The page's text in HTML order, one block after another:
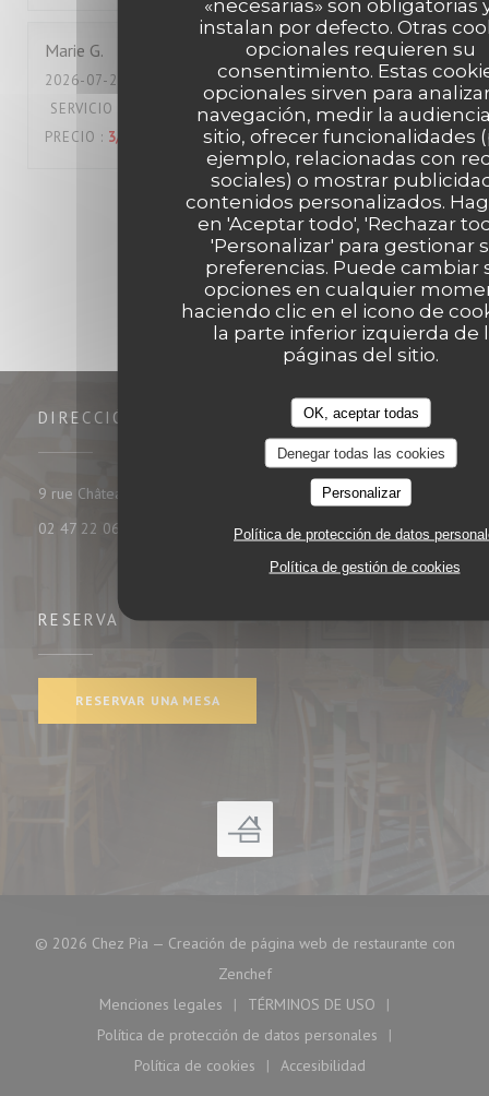
«necesarias» son obligatorias
instalan por defecto. Otras
opcionales requieren su
consentimiento. Estas
opcionales sirven para
navegación, medir la
sitio, ofrecer funcionalidades
ejemplo, relacionadas con
sociales) o mostrar
contenidos personalizados.
en 'Aceptar todo', 'Rechazar
'Personalizar' para gestionar
preferencias. Puede cambiar
opciones en cualquier
haciendo clic en el icono de
la parte inferior izquierda de
páginas del sitio.
OK, aceptar todas
Denegar todas las cookies
Personalizar
Política de protección de datos
Política de gestión de cookies
Marie G
2026-07-23
- 19:45 - INVITADOS 4
SERVICIO
AMBIENTE : 4/5 MENÚ 4/5 CALIDAD /
PRECIO : 3/5
1 2 3
DIRECCIÓN
9 rue Châteauneuf 37000 tours
((abre en una nueva ventana))
02 47 22 06 35
RESERVA
RESERVAR UNA MESA
© 2026 Chez Pia — Creación de página web de restaurante con
Zenchef((abre en una nueva ventana))
Menciones legales
((abre en una nueva ventana))
TÉRMINOS DE USO
((abre en una nueva
Política de protección de datos personales
((abre en una nueva ventana))
Política de cookies
((abre en una nueva ventana))
Accesibilidad